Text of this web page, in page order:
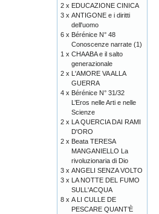
2 x EDUCAZIONE CINICA
3 x ANTIGONE e i diritti
dell'uomo
6 x Bérénice N° 48
Conoscenze narrate (1)
1 x CHAABA e il salto
generazionale
2 x L'AMORE VA ALLA
GUERRA
4 x Bérénice N° 31/32
L’Eros nelle Arti e nelle
Scienze
2 x LA QUERCIA DAI RAMI
D'ORO
2 x Beata TERESA
MANGANIELLO La
rivoluzionaria di Dio
3 x ANGELI SENZA VOLTO
3 x LA NOTTE DEL FUMO
SULL'ACQUA
8 x A LI CULLE DE
PESCARE QUANT’È